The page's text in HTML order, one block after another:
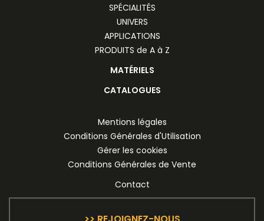
SPÉCIALITÉS
UNIVERS
APPLICATIONS
PRODUITS de A à Z
MATÉRIELS
CATALOGUES
Mentions légales
Conditions Générales d'Utilisation
Gérer les cookies
Conditions Générales de Vente
Contact